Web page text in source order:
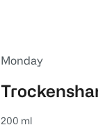
Monday
200 ml